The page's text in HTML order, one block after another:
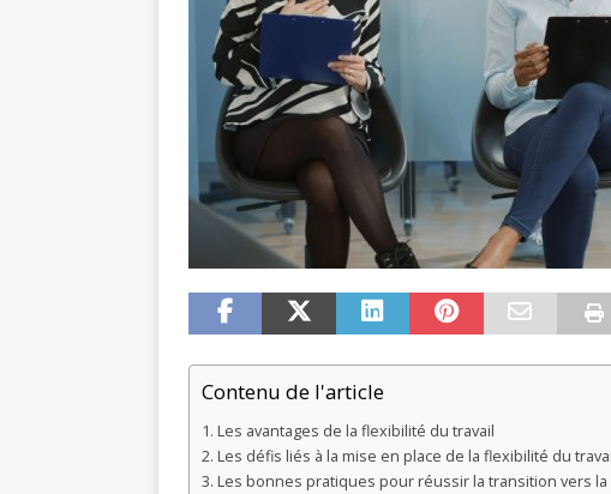
Contenu de l'article
Les avantages de la flexibilité du travail
Les défis liés à la mise en place de la flexibilité du
Les bonnes pratiques pour réussir la transition vers